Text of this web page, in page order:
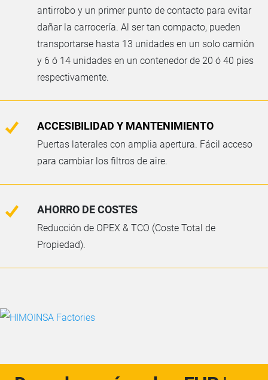
antirrobo y un primer punto de contacto para evitar
dañar la carrocería. Al ser tan compacto, pueden
transportarse hasta 13 unidades en un solo camión
y 6 ó 14 unidades en un contenedor de 20 ó 40 pies
respectivamente.
ACCESIBILIDAD Y MANTENIMIENTO
Puertas laterales con amplia apertura. Fácil acceso
para cambiar los filtros de aire.
AHORRO DE COSTES
Reducción de OPEX & TCO (Coste Total de
Propiedad).